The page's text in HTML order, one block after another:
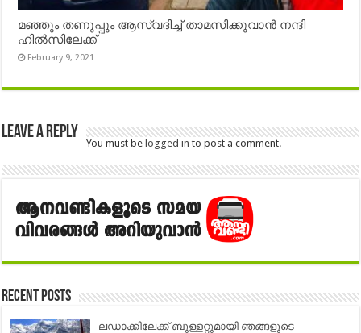
മഞ്ഞും തണുപ്പും ആസ്വദിച്ച് താമസിക്കുവാൻ നന്ദി
ഹിൽസിലേക്ക്
February 9, 2021
Leave a Reply
You must belogged in to post a comment.
Recent Posts
ലഡാക്കിലേക്ക് ബുള്ളറ്റുമായി ഞങ്ങളുടെ